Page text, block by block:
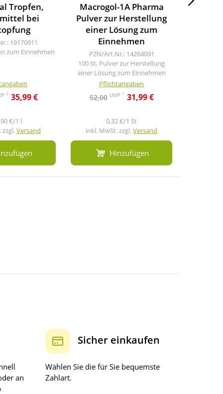
Tropfen,
bei
19170911
zum Einnehmen
2 35,99 €
€/1 l
zzgl.Versand
Macrogol-1A Pharma
Pulver zur Herstellung
einer Lösung zum
Einnehmen
PZN/Art.Nr.: 14264091
100 St, Pulver zur Herstellung
einer Lösung zum Einnehmen
Pflichtangaben
52,00 UVP 1 31,99 €
0,32 €/1 St
inkl. MwSt. zzgl.Versand
Hinzufügen
an
Sicher einkaufen
Wählen Sie die für Sie bequemste
Zahlart.